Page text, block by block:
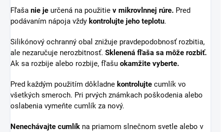
Fľaša nie je určená na použitie v mikrovlnnej rúre. Pred
podávaním nápoja vždy kontrolujte jeho teplotu.
Silikónový ochranný obal znižuje pravdepodobnosť rozbitia,
ale nezaručuje nerozbitnosť. Sklenená fľaša sa môže rozbiť.
Ak sa rozbije alebo rozbije, fľašu okamžite vyberte.
Pred každým použitím dôkladne kontrolujte cumlík vo
všetkých smeroch. Pri prvých známkach poškodenia alebo
oslabenia vymeňte cumlík za nový.
Nenechávajte cumlík na priamom slnečnom svetle alebo v